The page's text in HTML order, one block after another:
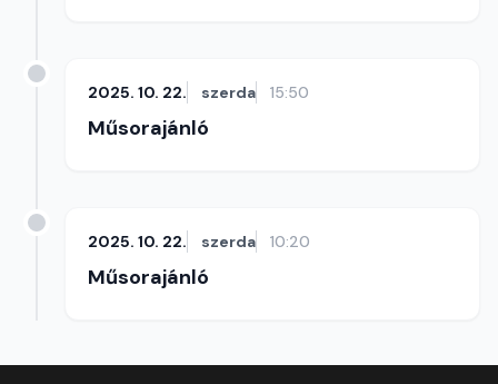
2025. 10. 22. szerda 15:50
Műsorajánló
2025. 10. 22. szerda 10:20
Műsorajánló